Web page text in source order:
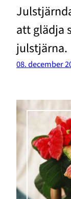
att glädja
julstjärna.
08. december